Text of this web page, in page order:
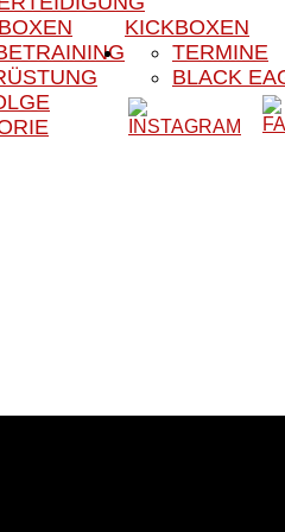
KICKBOXEN
TERMINE
BLACK